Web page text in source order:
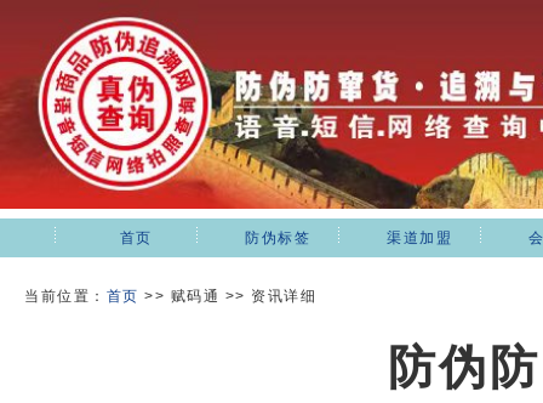
首页 防伪标签 渠道加盟
当前位置： 首页 >> 赋码通 >> 资讯详细
防伪